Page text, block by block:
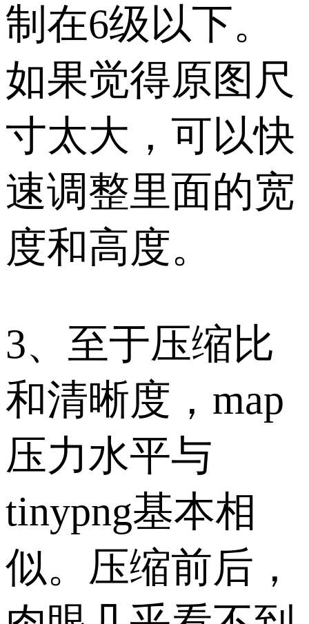
制在6级以下。
如果觉得原图尺
寸太大，可以快
速调整里面的宽
度和高度。
3、至于压缩比
和清晰度，map
压力水平与
tinypng基本相
似。压缩前后，